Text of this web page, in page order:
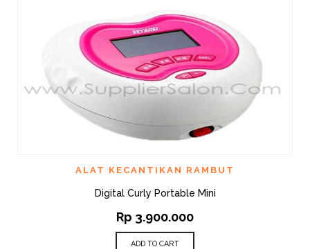
ALAT KECANTIKAN RAMBUT
Digital Curly Portable Mini
Rp 3.900.000
ADD TO CART